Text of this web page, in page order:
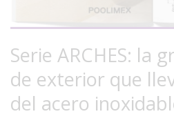
Serie ARCHES: la
de exterior que
del acero